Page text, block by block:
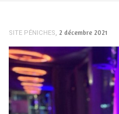
SITE PÉNICHES, 2 décembre 2021